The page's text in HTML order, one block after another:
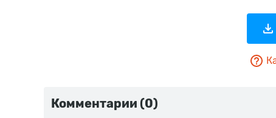
Комментарии (0)